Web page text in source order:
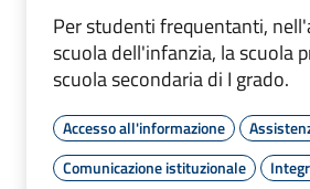
Per studenti frequentanti,
scuola dell'infanzia, la scuola
scuola secondaria di I grado.
Accesso all'informazione
Comunicazione istituzionale